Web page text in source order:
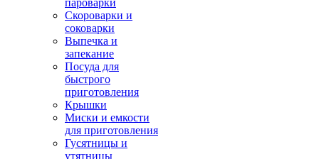
пароварки
Скороварки и
соковарки
Выпечка и
запекание
Посуда для
быстрого
приготовления
Крышки
Миски и емкости
для приготовления
Гусятницы и
утятницы